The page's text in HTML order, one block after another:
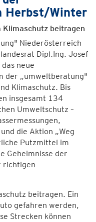
Herbst/Winter
Klimaschutz beitragen
Niederösterreich
Dipl.Ing. Josef
neue
der „umweltberatung"
Klimaschutz. Bis
insgesamt 134
Umweltschutz –
die Aktion „Weg
Putzmittel im
Geheimnisse der
richtigen
beitragen. Ein
gefahren werden,
Strecken können